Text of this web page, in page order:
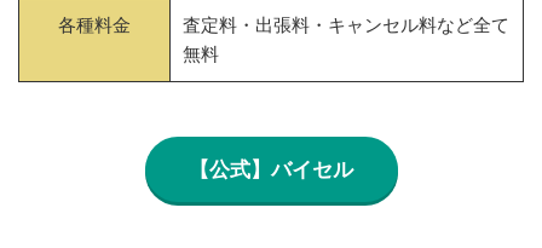
各種料金
査定料・出張料・キャンセル料など全て
無料
【公式】バイセル